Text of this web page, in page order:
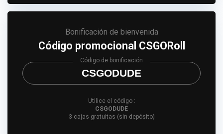
Bonificación de bienvenida
Código promocional CSGORoll
CSGODUDE
Código de bonificación
Utilice el código :
CSGODUDE
3 cajas gratuitas (sin depósito)